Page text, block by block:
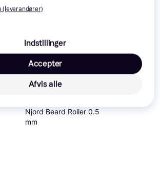
Njord Beard Roller 0.5
mm
(leverandører)
Indstillinger
Afvis alle
Accepter